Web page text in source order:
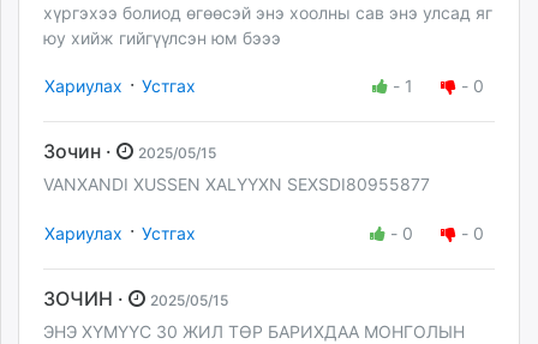
хүргэхээ болиод өгөөсэй энэ хоолны сав энэ улсад яг
юу хийж гийгүүлсэн юм бэээ
Хариулах · Устгах - 1 - 0
Зочин · 2025/05/15
VANXANDI XUSSEN XALYYXN SEXSDI80955877
Хариулах · Устгах - 0 - 0
ЗОЧИН · 2025/05/15
ЭНЭ ХҮМҮҮС 30 ЖИЛ ТӨР БАРИХДАА МОНГОЛЫН